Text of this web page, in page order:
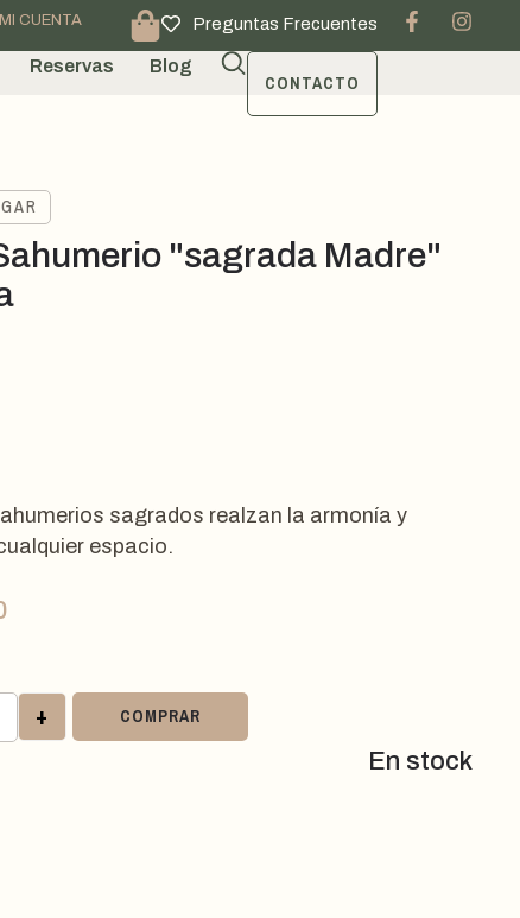
MI CUENTA Preguntas Frecuentes
Reservas Blog
CONTACTO
"sagrada Madre"
sagrados realzan la armonía y
espacio.
+ COMPRAR
En stock